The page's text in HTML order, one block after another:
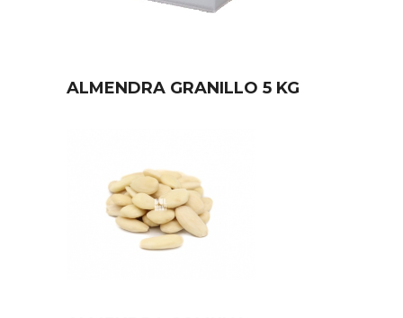
ALMENDRA GRANILLO 5 KG